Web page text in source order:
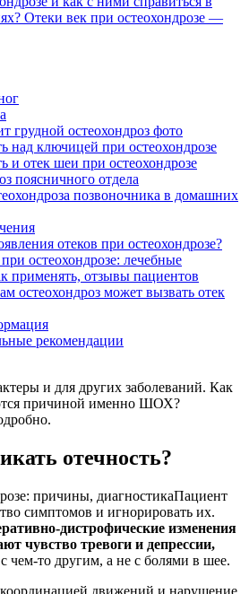
Отеки век при остеохондрозе —
грудной остеохондроз фото
над ключицей при остеохондрозе
и отек шеи при остеохондрозе
поясничного отдела
позвоночника в домашних
отеков при остеохондрозе?
остеохондрозе: лечебные
применять, отзывы пациентов
остеохондроз может вызвать отек
рекомендации
и для других заболеваний. Как
причиной именно ШОХ?
отечность?
Пациент
симптомов и игнорировать их.
дистрофические изменения
чувство тревоги и депрессии,
чем-то другим, а не с болями в шее.
движений и нарушение